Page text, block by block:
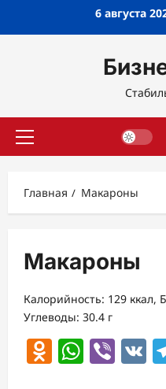
6 августа
Основное
Главная Макароны
Макароны
Калорийность: 129 ккал,
Углеводы: 30.4 г